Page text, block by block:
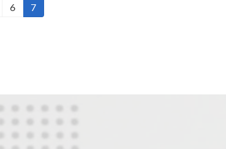
固
6
固
7